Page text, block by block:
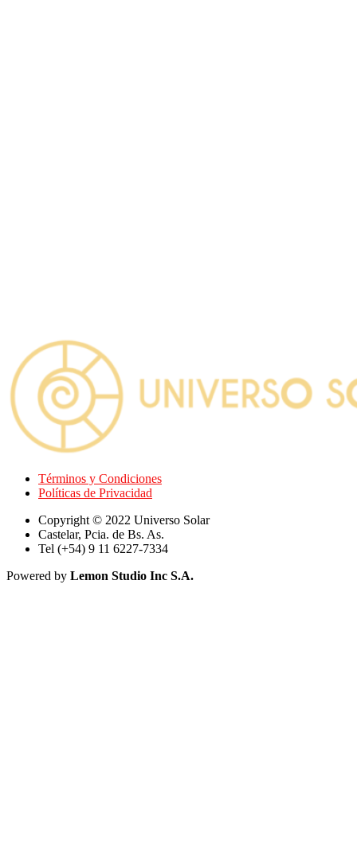
Términos y Condiciones
Políticas de Privacidad
Copyright © 2022 Universo Solar
Castelar, Pcia. de Bs. As.
Tel (+54) 9 11 6227-7334
Powered by Lemon Studio Inc S.A.